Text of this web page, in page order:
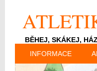
BĚHEJ, SKÁKEJ,
INFORMACE